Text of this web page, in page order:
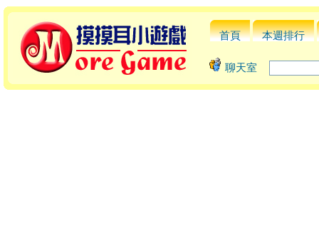
首頁 本週排行
聊天室